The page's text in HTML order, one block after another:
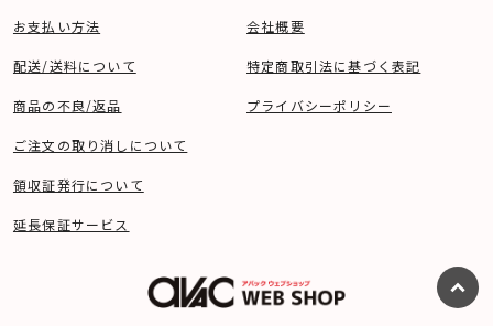
お支払い方法
配送/送料について
商品の不良/返品
ご注文の取り消しについて
領収証発行について
延長保証サービス
会社概要
特定商取引法に基づく表記
プライバシーポリシー